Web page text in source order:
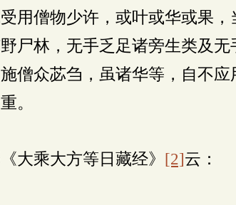
用僧物少许，或叶或华或果
尸林，无手乏足诸旁生类及
僧众苾刍，虽诸华等，自不
。
大乘大方等日藏经》 [2]云：